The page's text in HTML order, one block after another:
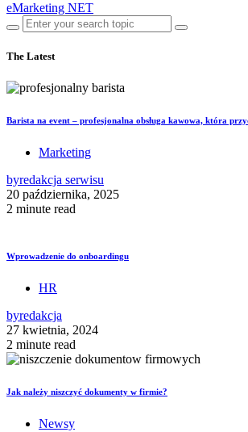
eMarketing NET
The Latest
Barista na event – profesjonalna obsługa kawowa, która
Marketing
byredakcja serwisu
20 października, 2025
2 minute read
Wprowadzenie do onboardingu
HR
byredakcja
27 kwietnia, 2024
2 minute read
Jak należy niszczyć dokumenty w firmie?
Newsy